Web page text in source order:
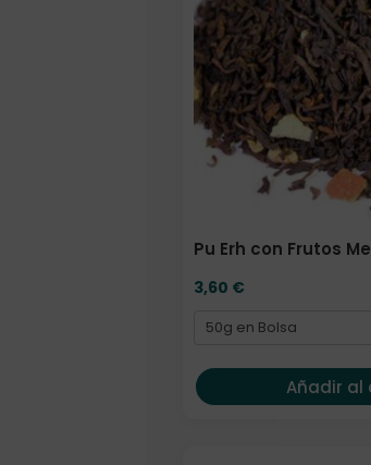
Pu Erh con Frutos
3,60 €
Añadir al